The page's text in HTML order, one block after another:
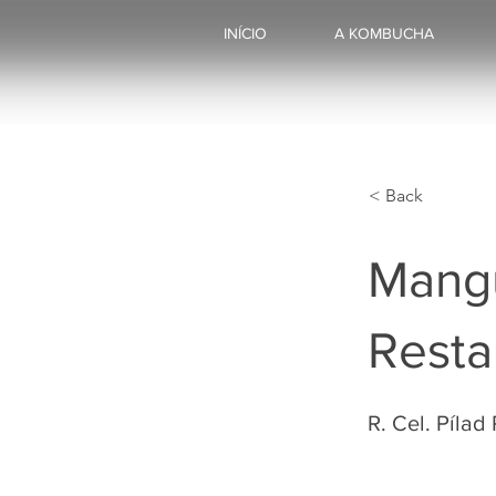
INÍCIO A KOMBUCHA
< Back
R. Cel. Pílad